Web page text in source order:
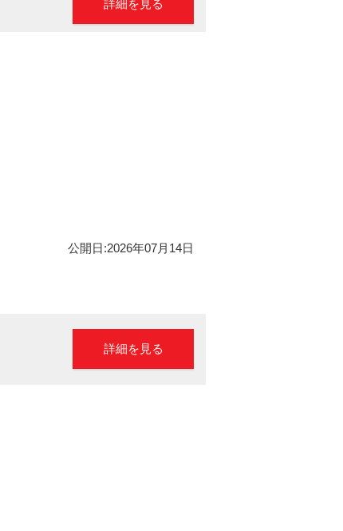
詳細を見る
公開日:2026年07月14日
詳細を見る